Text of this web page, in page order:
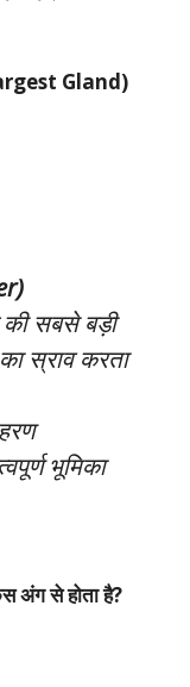
Gland)
सबसे बड़ी
स्राव करता
भूमिका
अंग से होता है?